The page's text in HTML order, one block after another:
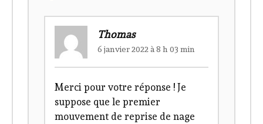
Thomas
6 janvier 2022 à 8 h 03 min
Merci pour votre réponse ! Je
suppose que le premier
mouvement de reprise de nage